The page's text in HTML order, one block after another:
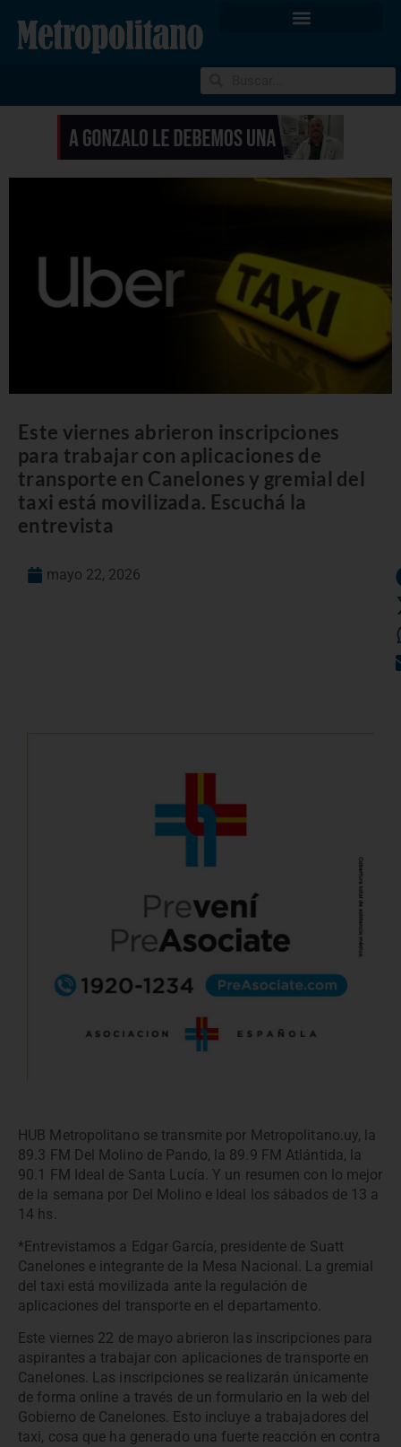
Este viernes abrieron inscripciones
para trabajar con aplicaciones de
transporte en Canelones y gremial del
taxi está movilizada. Escuchá la
entrevista
mayo 22, 2026
HUB Metropolitano se transmite por Metropolitano.uy, la
89.3 FM Del Molino de Pando, la 89.9 FM Atlántida, la
90.1 FM Ideal de Santa Lucía. Y un resumen con lo mejor
de la semana por Del Molino e Ideal los sábados de 13 a
14 hs.
*Entrevistamos a Edgar García, presidente de Suatt
Canelones e integrante de la Mesa Nacional. La gremial
del taxi está movilizada ante la regulación de
aplicaciones del transporte en el departamento.
Este viernes 22 de mayo abrieron las inscripciones para
aspirantes a trabajar con aplicaciones de transporte en
Canelones. Las inscripciones se realizarán únicamente
de forma online a través de un formulario en la web del
Gobierno de Canelones. Esto incluye a trabajadores del
taxi, cosa que ha generado una fuerte reacción en contra